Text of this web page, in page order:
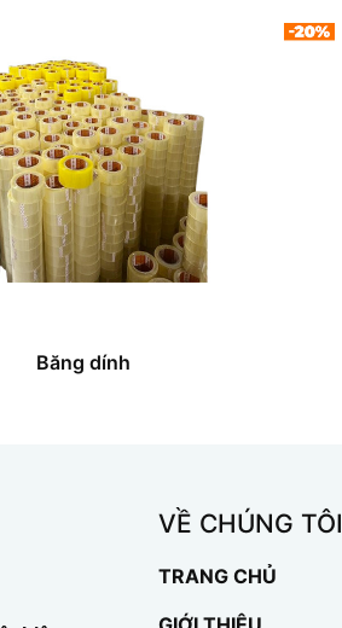
Băng dính
VỀ CHÚNG TÔI
TRANG CHỦ